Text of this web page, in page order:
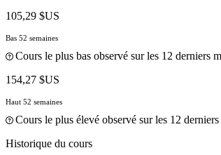
105,29 $US
Bas 52 semaines
Cours le plus bas observé sur les 12 derniers
154,27 $US
Haut 52 semaines
Cours le plus élevé observé sur les 12
Historique du cours